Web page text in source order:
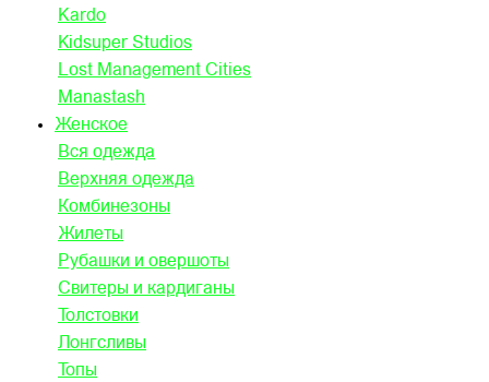
Kardo
Kidsuper Studios
Lost Management Cities
Manastash
Женское
Вся одежда
Верхняя одежда
Комбинезоны
Жилеты
Рубашки и овершоты
Свитеры и кардиганы
Толстовки
Лонгсливы
Топы